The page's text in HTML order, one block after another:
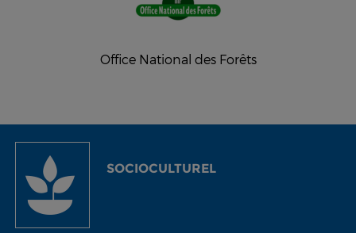
Office National des Forêts
SOCIOCULTUREL